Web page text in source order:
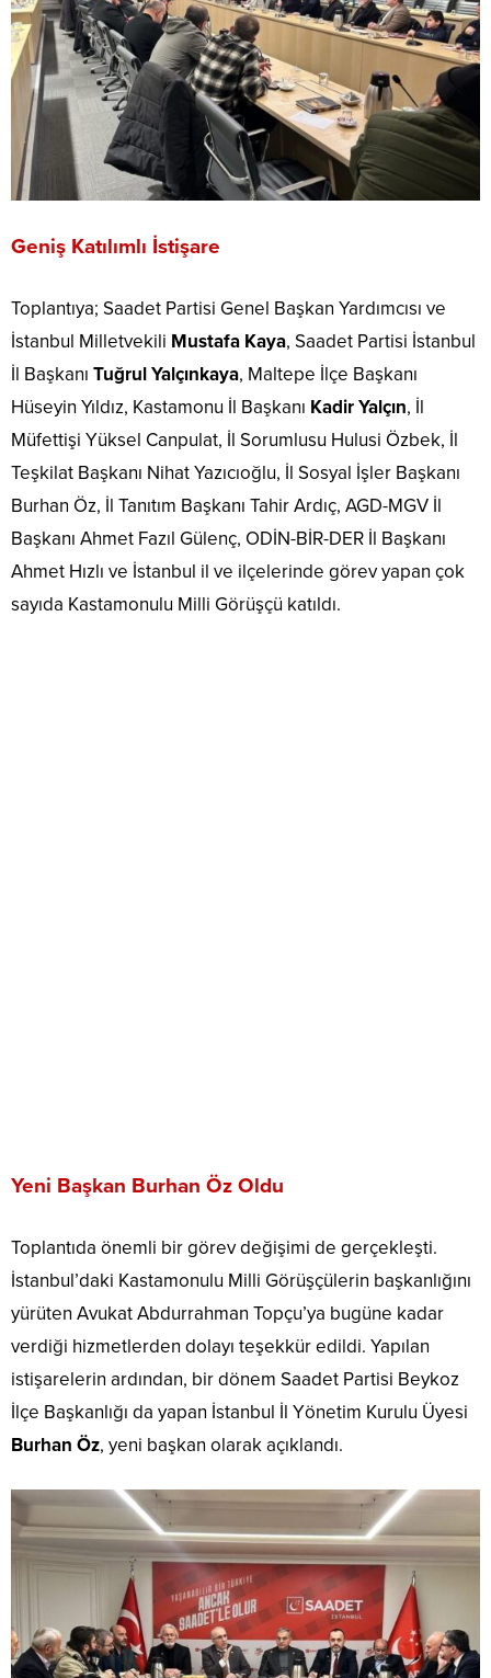
Geniş Katılımlı İstişare
Toplantıya; Saadet Partisi Genel Başkan Yardımcısı ve
İstanbul Milletvekili Mustafa Kaya, Saadet Partisi İstanbul
İl Başkanı Tuğrul Yalçınkaya, Maltepe İlçe Başkanı
Hüseyin Yıldız, Kastamonu İl Başkanı Kadir Yalçın, İl
Müfettişi Yüksel Canpulat, İl Sorumlusu Hulusi Özbek, İl
Teşkilat Başkanı Nihat Yazıcıoğlu, İl Sosyal İşler Başkanı
Burhan Öz, İl Tanıtım Başkanı Tahir Ardıç, AGD-MGV İl
Başkanı Ahmet Fazıl Gülenç, ODİN-BİR-DER İl Başkanı
Ahmet Hızlı ve İstanbul il ve ilçelerinde görev yapan çok
sayıda Kastamonulu Milli Görüşçü katıldı.
Yeni Başkan Burhan Öz Oldu
Toplantıda önemli bir görev değişimi de gerçekleşti.
İstanbul’daki Kastamonulu Milli Görüşçülerin başkanlığını
yürüten Avukat Abdurrahman Topçu’ya bugüne kadar
verdiği hizmetlerden dolayı teşekkür edildi. Yapılan
istişarelerin ardından, bir dönem Saadet Partisi Beykoz
İlçe Başkanlığı da yapan İstanbul İl Yönetim Kurulu Üyesi
Burhan Öz, yeni başkan olarak açıklandı.